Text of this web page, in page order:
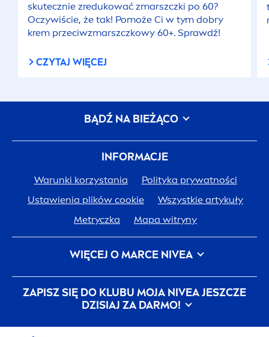
skutecznie zredukować zmarszczki po 60?
Oczywiście, że tak! Pomoże Ci w tym dobry
krem przeciwzmarszczkowy 60+. Sprawdź!
CZYTAJ WIĘCEJ
INFORMACJE
Warunki korzystania
Polityka prywatności
Ustawienia plików cookie
Wszystkie artykuły
Metryczka
Mapa witryny
WIĘCEJ O MARCE NIVEA
HistoriaNIVEA
Kariera w Beiersdorf
JEDNA SKÓRA. JEDNA PLANETA. JEDNA TROSKA.
ZAPISZ SIĘ DO KLUBU MOJA NIVEAJESZCZE
DZISIAJ ZA DARMO!
BĄDŹ NA BIEŻĄCO